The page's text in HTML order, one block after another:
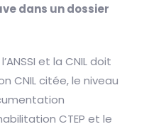
dans un dossier
et la CNIL doit
CNIL citée, le niveau
CTEP et le